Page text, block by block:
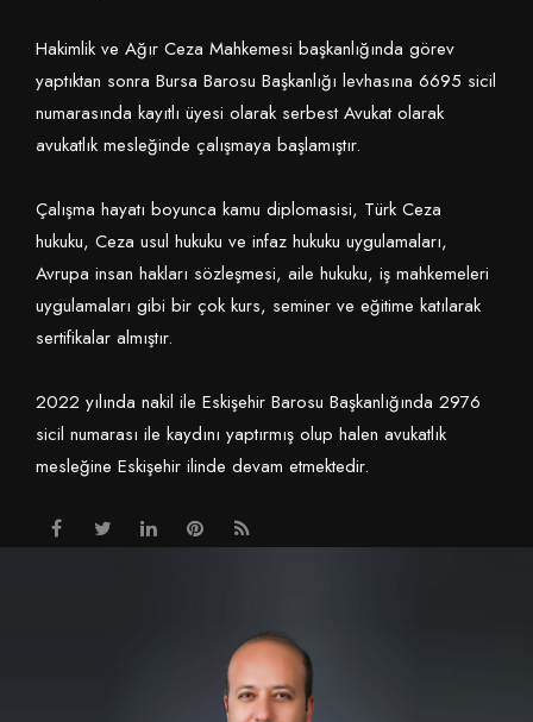
Hakimlik ve Ağır Ceza Mahkemesi başkanlığında görev
yaptıktan sonra Bursa Barosu Başkanlığı levhasına 6695 sicil
numarasında kayıtlı üyesi olarak serbest Avukat olarak
avukatlık mesleğinde çalışmaya başlamıştır.
Çalışma hayatı boyunca kamu diplomasisi, Türk Ceza
hukuku, Ceza usul hukuku ve infaz hukuku uygulamaları,
Avrupa insan hakları sözleşmesi, aile hukuku, iş mahkemeleri
uygulamaları gibi bir çok kurs, seminer ve eğitime katılarak
sertifikalar almıştır.
2022 yılında nakil ile Eskişehir Barosu Başkanlığında 2976
sicil numarası ile kaydını yaptırmış olup halen avukatlık
mesleğine Eskişehir ilinde devam etmektedir.